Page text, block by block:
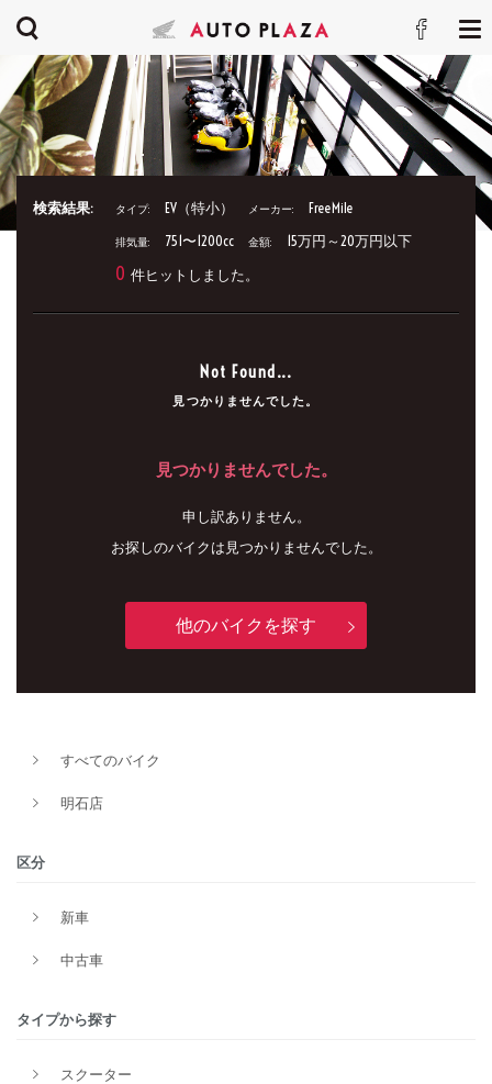
検索結果: タイプ: EV（特小） メーカー: FreeMile
排気量: 751〜1200cc 金額: 15万円～20万円以下
0 件ヒットしました。
Not Found...
見つかりませんでした。
見つかりませんでした。
申し訳ありません。
お探しのバイクは見つかりませんでした。
他のバイクを探す
すべてのバイク
明石店
区分
新車
中古車
タイプから探す
スクーター
新車
タイプ